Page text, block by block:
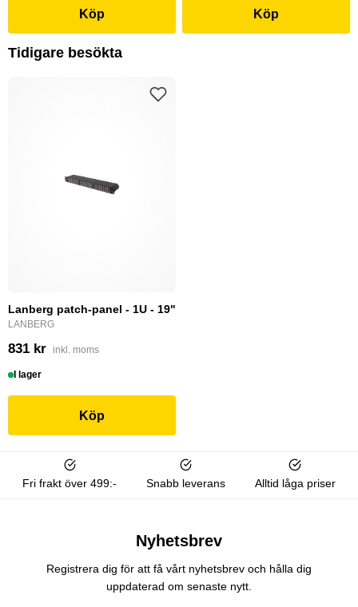
Köp Köp
Tidigare besökta
Lanberg patch-panel - 1U - 19"
LANBERG
831 kr inkl. moms
I lager
Köp
Fri frakt över 499:- Snabb leverans Alltid låga priser
Nyhetsbrev
Registrera dig för att få vårt nyhetsbrev och hålla dig
uppdaterad om senaste nytt.